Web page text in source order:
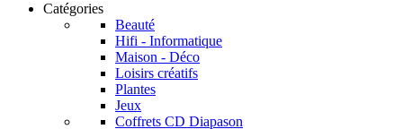
Catégories
Beauté
Hifi - Informatique
Maison - Déco
Loisirs créatifs
Plantes
Jeux
Coffrets CD Diapason